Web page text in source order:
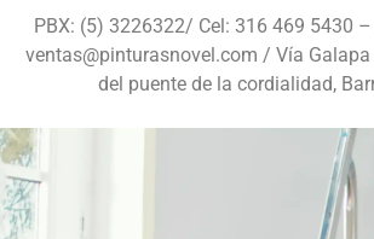
PBX: (5) 3226322/ Cel: 316 469 5430
ventas@pinturasnovel.com / Vía
del puente de la cordialidad,